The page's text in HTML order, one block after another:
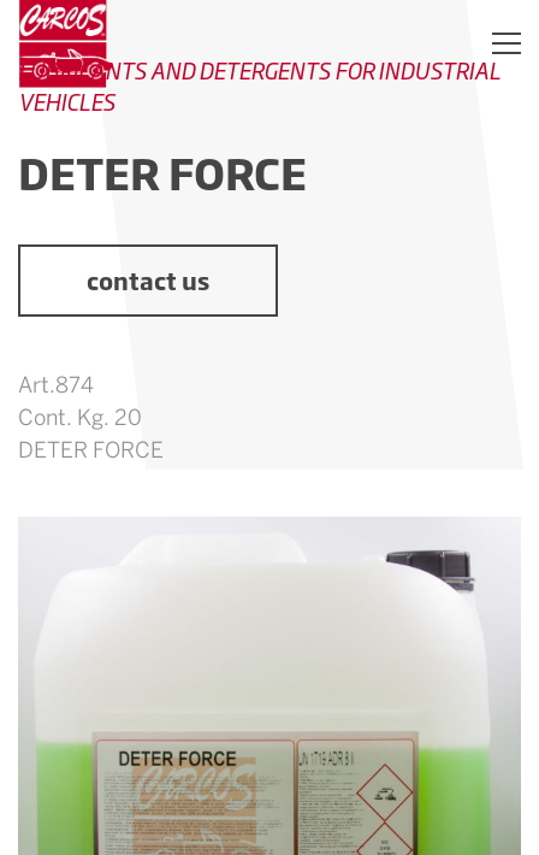
LUBRICANTS AND DETERGENTS FOR INDUSTRIAL
VEHICLES
DETER FORCE
contact us
Art.874
Cont. Kg. 20
DETER FORCE